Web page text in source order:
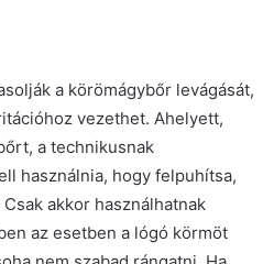
a körömágybőr levágását,
vezethet. Ahelyett,
a technikusnak
használnia, hogy felpuhítsa,
akkor használhatnak
az esetben a lógó körmöt